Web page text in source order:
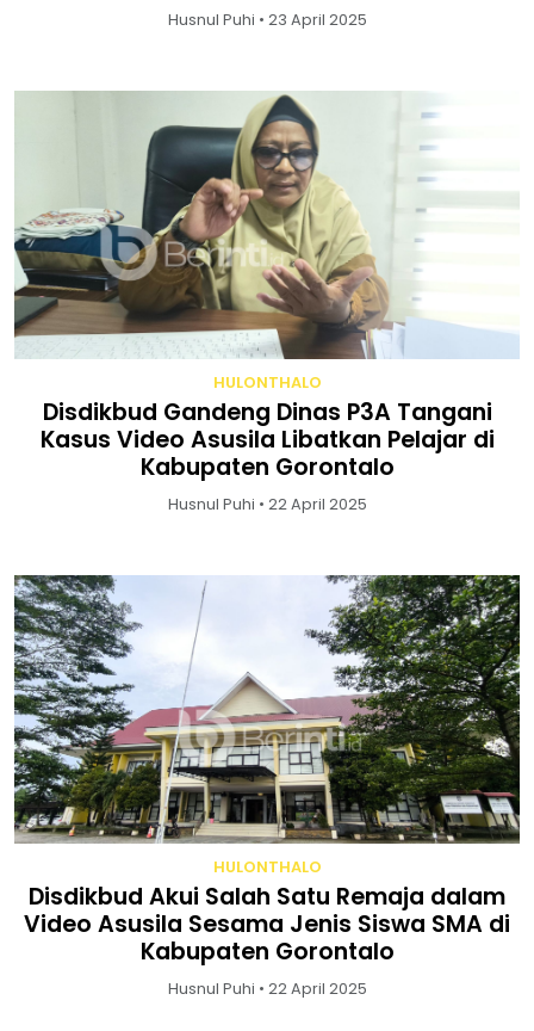
Husnul Puhi • 23 April 2025
HULONTHALO
Disdikbud Gandeng Dinas P3A Tangani
Kasus Video Asusila Libatkan Pelajar di
Kabupaten Gorontalo
Husnul Puhi • 22 April 2025
HULONTHALO
Disdikbud Akui Salah Satu Remaja dalam
Video Asusila Sesama Jenis Siswa SMA di
Kabupaten Gorontalo
Husnul Puhi • 22 April 2025